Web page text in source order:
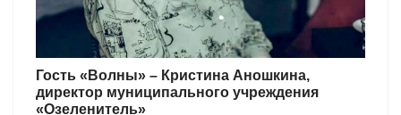
Гость «Волны» – Кристина Аношкина,
директор муниципального учреждения
«Озеленитель»